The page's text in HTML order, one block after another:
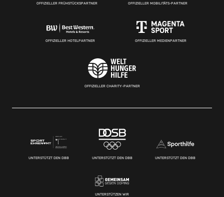
OFFIZIELLER FRÜHSTÜCKSPARTNER OFFIZIELLER MOBILITÄTS-PARTNER
OFFIZIELLER HOTELPARTNER OFFIZIELLER MEDIENPARTNER
OFFIZIELLER CHARITY-PARTNER
UNTERSTÜTZT DEN DBB UNTERSTÜTZT DEN DBB UNTERSTÜTZT DEN DBB
UNTERSTÜTZEN WIR